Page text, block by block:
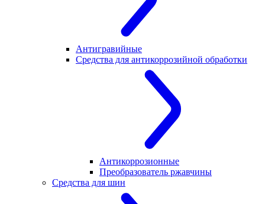
Антигравийные
Средства для антикоррозийной обработки
Антикоррозионные
Преобразователь ржавчины
Средства для шин